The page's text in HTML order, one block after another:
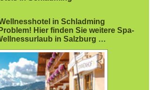
in Schladming
Hier finden Sie weitere Spa-
in Salzburg …